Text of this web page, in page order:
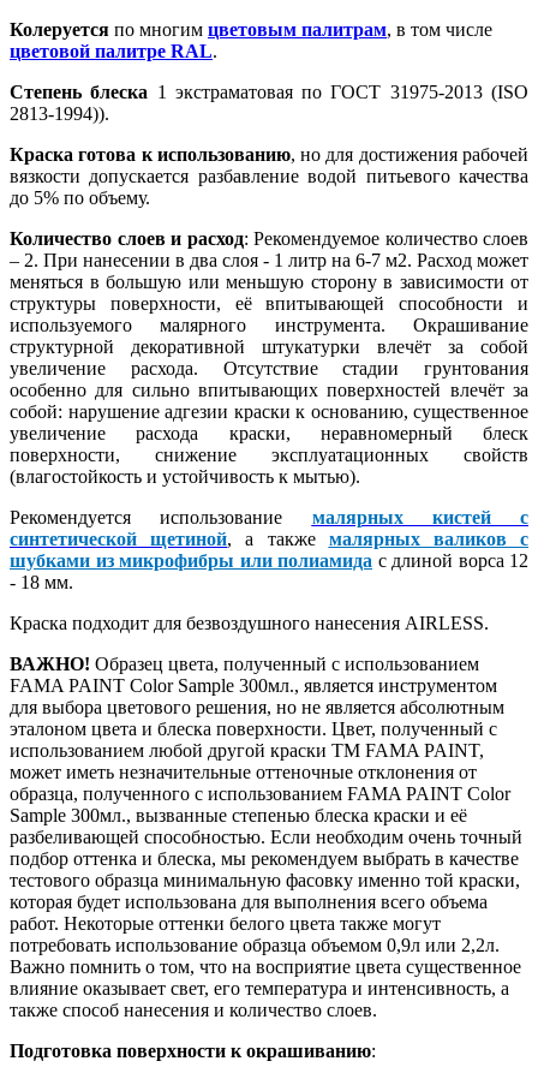
Колеруется по многим цветовым палитрам, в том числе
цветовой палитре RAL.
Степень блеска 1 экстраматовая по ГОСТ 31975-2013 (ISO
2813-1994)).
Краска готова к использованию, но для достижения рабочей
вязкости допускается разбавление водой питьевого качества
до 5% по объему.
Количество слоев и расход: Рекомендуемое количество слоев
– 2. При нанесении в два слоя - 1 литр на 6-7 м2. Расход может
меняться в большую или меньшую сторону в зависимости от
структуры поверхности, её впитывающей способности и
используемого малярного инструмента. Окрашивание
структурной декоративной штукатурки влечёт за собой
увеличение расхода. Отсутствие стадии грунтования
особенно для сильно впитывающих поверхностей влечёт за
собой: нарушение адгезии краски к основанию, существенное
увеличение расхода краски, неравномерный блеск
поверхности, снижение эксплуатационных свойств
(влагостойкость и устойчивость к мытью).
Рекомендуется использование малярных кистей с
синтетической щетиной, а также малярных валиков с
шубками из микрофибры или полиамида с длиной ворса 12
- 18 мм.
Краска подходит для безвоздушного нанесения AIRLESS.
ВАЖНО! Образец цвета, полученный с использованием
FAMA PAINT Color Sample 300мл., является инструментом
для выбора цветового решения, но не является абсолютным
эталоном цвета и блеска поверхности. Цвет, полученный с
использованием любой другой краски ТМ FAMA PAINT,
может иметь незначительные оттеночные отклонения от
образца, полученного с использованием FAMA PAINT Color
Sample 300мл., вызванные степенью блеска краски и её
разбеливающей способностью. Если необходим очень точный
подбор оттенка и блеска, мы рекомендуем выбрать в качестве
тестового образца минимальную фасовку именно той краски,
которая будет использована для выполнения всего объема
работ. Некоторые оттенки белого цвета также могут
потребовать использование образца объемом 0,9л или 2,2л.
Важно помнить о том, что на восприятие цвета существенное
влияние оказывает свет, его температура и интенсивность, а
также способ нанесения и количество слоев.
Подготовка поверхности к окрашиванию: